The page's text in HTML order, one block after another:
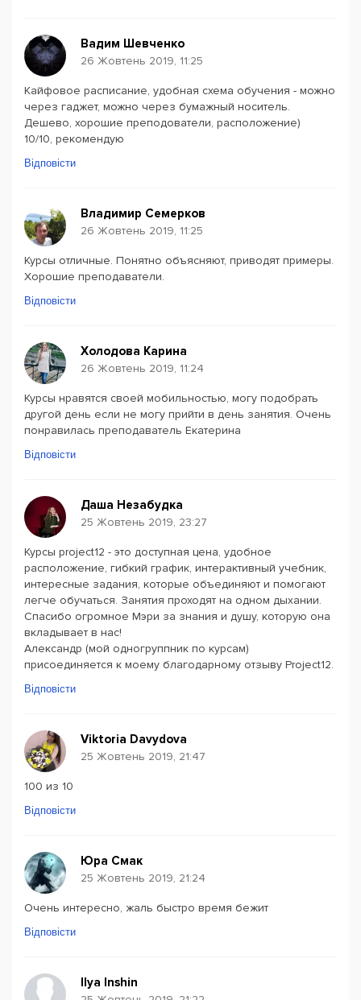
Вадим Шевченко
26 Жовтень 2019, 11:25
Кайфовое расписание, удобная схема обучения - можно
через гаджет, можно через бумажный носитель.
Дешево, хорошие преподователи, расположение)
10/10, рекомендую
Відповісти
Владимир Семерков
26 Жовтень 2019, 11:25
Курсы отличные. Понятно объясняют, приводят примеры.
Хорошие преподаватели.
Відповісти
Холодова Карина
26 Жовтень 2019, 11:24
Курсы нравятся своей мобильностью, могу подобрать
другой день если не могу прийти в день занятия. Очень
понравилась преподаватель Екатерина
Відповісти
Даша Незабудка
25 Жовтень 2019, 23:27
Курсы project12 - это доступная цена, удобное
расположение, гибкий график, интерактивный учебник,
интересные задания, которые объединяют и помогают
легче обучаться. Занятия проходят на одном дыхании.
Спасибо огромное Мэри за знания и душу, которую она
вкладывает в нас!
Александр (мой одногруппник по курсам)
присоединяется к моему благодарному отзыву Project12.
Відповісти
Viktoria Davydova
25 Жовтень 2019, 21:47
100 из 10
Відповісти
Юра Смак
25 Жовтень 2019, 21:24
Очень интересно, жаль быстро время бежит
Відповісти
Ilya Inshin